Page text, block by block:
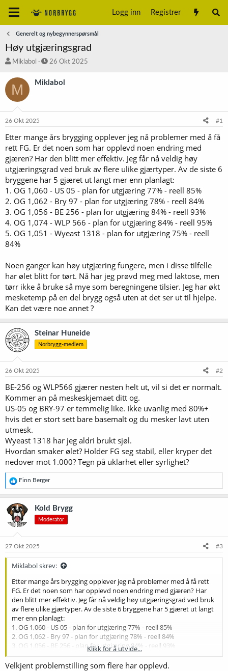
Logg inn Registrer
Generelt og nybegynnerspørsmål
Høy utgjæringsgrad
T
å
d
t
r
Miklabol
S
a
o
26 Okt 2025
M Miklabol
26 Okt 2025 #1
Etter mange års brygging opplever jeg nå problemer med å få
rett FG. Er det noen som har opplevd noen endring med
gjæren? Har den blitt mer effektiv. Jeg får nå veldig høy
utgjæringsgrad ved bruk av flere ulike gjærtyper. Av de siste 6
bryggene har 5 gjæret ut langt mer enn planlagt:
1. OG 1,060 - US 05 - plan for utgjæring 77% - reell 85%
2. OG 1,062 - Bry 97 - plan for utgjæring 78% - reell 84%
3. OG 1,056 - BE 256 - plan for utgjæring 84% - reell 93%
4. OG 1,074 - WLP 566 - plan for utgjæring 84% - reell 95%
5. OG 1,051 - Wyeast 1318 - plan for utgjæring 75% - reell
84%
Noen ganger kan høy utgjæring fungere, men i disse tilfelle
har ølet blitt for tørt. Nå har jeg prøvd meg med laktose, men
tørr ikke å bruke så mye som beregningene tilsier. Jeg har økt
mesketemp på en del brygg også uten at det ser ut til hjelpe.
Kan det være noe annet ?
Steinar Huneide
Norbrygg-medlem
26 Okt 2025 #2
BE-256 og WLP566 gjærer nesten helt ut, vil si det er normalt.
Kommer an på meskeskjemaet ditt og.
US-05 og BRY-97 er temmelig like. Ikke uvanlig med 80%+
hvis det er stort sett bare basemalt og du mesker lavt uten
utmesk.
Wyeast 1318 har jeg aldri brukt sjøl.
Hvordan smaker ølet? Holder FG seg stabil, eller kryper det
nedover mot 1.000? Tegn på uklarhet eller syrlighet?
R
e
a
k
s
j
o
e
Finn Berger
Kold Brygg
Moderator
27 Okt 2025 #3
Miklabol skrev:
Etter mange års brygging opplever jeg nå problemer med å få rett
FG. Er det noen som har opplevd noen endring med gjæren? Har
den blitt mer effektiv. Jeg får nå veldig høy utgjæringsgrad ved bruk
av flere ulike gjærtyper. Av de siste 6 bryggene har 5 gjæret ut langt
mer enn planlagt:
1. OG 1,060 - US 05 - plan for utgjæring 77% - reell 85%
2. OG 1,062 - Bry 97 - plan for utgjæring 78% - reell 84%
3. OG 1,056 - BE 256 - plan for utgjæring 84% - reell 93%
4. OG 1,074 - WLP 566 - plan for utgjæring 84% - reell 95%
5. OG 1,051 - Wyeast 1318 - plan for utgjæring 75% - reell 84%
Klikk for å utvide...
Velkjent problemstilling som flere har opplevd.